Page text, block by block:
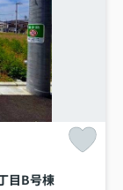
目B号棟